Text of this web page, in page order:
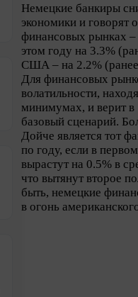
Немецкие банкиры
экономики и говорят
финансовых рынках –
этом году на 3.3%
США – на 2.2% (ранее
Для финансовых
волатильности,
минимумах, и верит
базовый сценарий.
Дойче является тот
по году, если в
вырастут на 0.5% в
что вытянут второе
быть, немецкие
в огонь